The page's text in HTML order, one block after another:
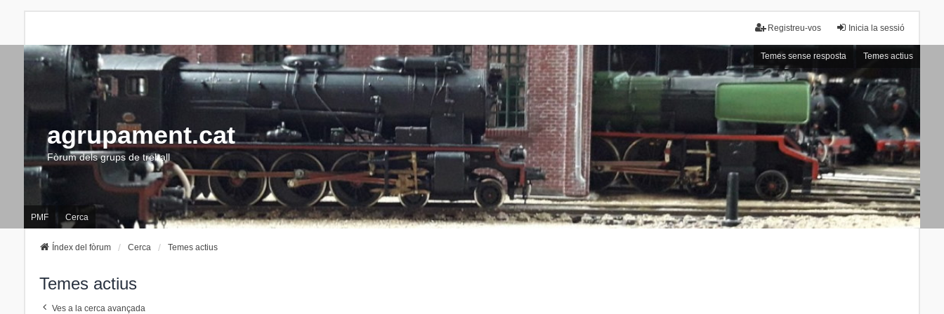
Inicia la sessió
Registreu-vos
Temes sense resposta Temes actius
agrupament.cat
Fòrum dels grups de treball
PMF Cerca
Índex del fòrum Cerca Temes actius
Temes actius
Ves a la cerca avançada